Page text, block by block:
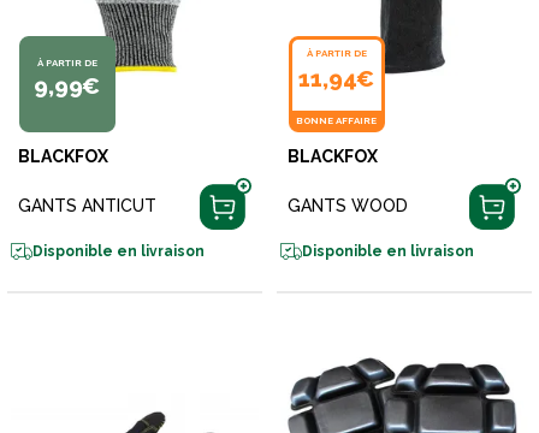
À PARTIR DE
9,99€
BLACKFOX
GANTS ANTICUT
Disponible en livraison
À PARTIR DE
11,94€
BONNE AFFAIRE
BLACKFOX
GANTS WOOD
Disponible en livraison